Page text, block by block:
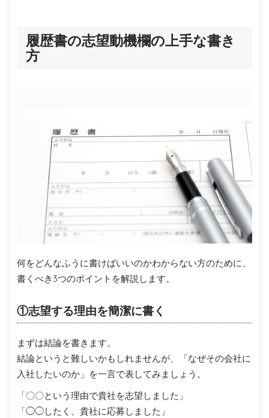
履歴書の志望動機欄の上手な書き
方
何をどんなふうに書けばいいのかわからない方のために、
書くべき3つのポイントを解説します。
①志望する理由を簡潔に書く
まずは結論を書きます。
結論というと難しいかもしれませんが、「なぜその会社に
入社したいのか」を一言で表してみましょう。
「〇〇という理由で貴社を志望しました」
「◯◯したく、貴社に応募しました」